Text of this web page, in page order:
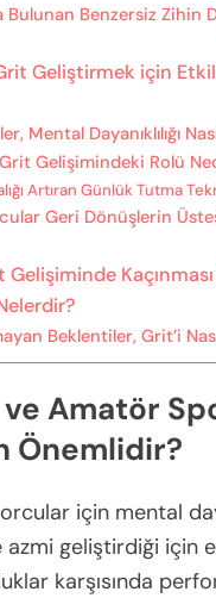
Bulunan Benzersiz Zihin
Geliştirmek için
Mental Dayanıklılığı
Grit Gelişimindeki Rolü
Artıran Günlük Tutma
Geri Dönüşlerin
Gelişiminde
Beklentiler, Grit’i
Amatör
Önemlidir?
için mental
azmi geliştirdiği için
karşısında